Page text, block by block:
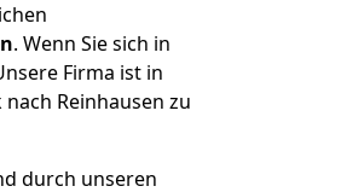
. Wenn Sie sich in
Firma ist in
Reinhausen zu
durch unseren